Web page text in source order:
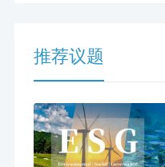
推荐议题